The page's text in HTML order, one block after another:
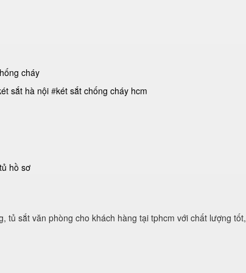
cháy
sắt hà nội#két sắt chống cháy hcm
tủ hồ sơ
tủ sắt văn phòng cho khách hàng tại tphcm với chất lượng tốt,